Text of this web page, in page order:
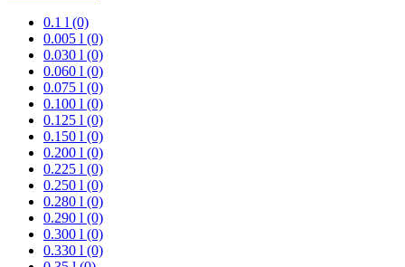
0.1 l (0)
0.005 l (0)
0.030 l (0)
0.060 l (0)
0.075 l (0)
0.100 l (0)
0.125 l (0)
0.150 l (0)
0.200 l (0)
0.225 l (0)
0.250 l (0)
0.280 l (0)
0.290 l (0)
0.300 l (0)
0.330 l (0)